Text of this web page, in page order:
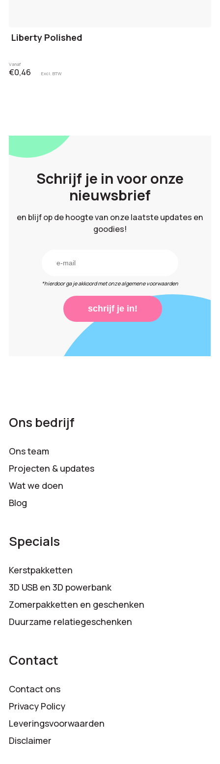
Liberty Polished
Vanaf
€0,46 Excl. BTW
Schrijf je in voor onze
nieuwsbrief
en blijf op de hoogte van onze laatste updates en
goodies!
*hierdoor ga je akkoord met onze algemene voorwaarden
schrijf je in!
Ons bedrijf
Ons team
Projecten & updates
Wat we doen
Blog
Specials
Kerstpakketten
3D USB en 3D powerbank
Zomerpakketten en geschenken
Duurzame relatiegeschenken
Contact
Contact ons
Privacy Policy
Leveringsvoorwaarden
Disclaimer